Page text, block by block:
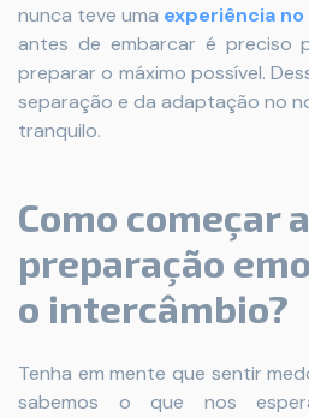
nunca teve uma experiência
antes de embarcar é preciso
preparar o máximo possível.
separação e da adaptação no
tranquilo.
Como começar
preparação
o intercâmbio?
Tenha em mente que sentir
sabemos o que nos